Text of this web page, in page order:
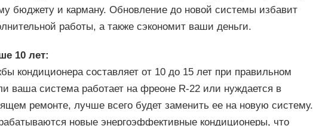
бюджету и карману. Обновление до новой системы избавит
работы, а также сэкономит ваши деньги.
10 лет:
кондиционера составляет от 10 до 15 лет при правильном
ваша система работает на фреоне R-22 или нуждается в
ремонте, лучше всего будет заменить ее на новую систему.
новые энергоэффективные кондиционеры, что